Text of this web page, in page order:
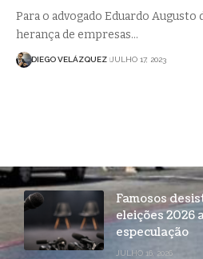
Para o advogado Eduardo Augusto
herança de empresas…
DIEGO VELÁZQUEZ JULHO 17, 2023
Famosos
eleições 2026
especulação
JULHO 16, 2026